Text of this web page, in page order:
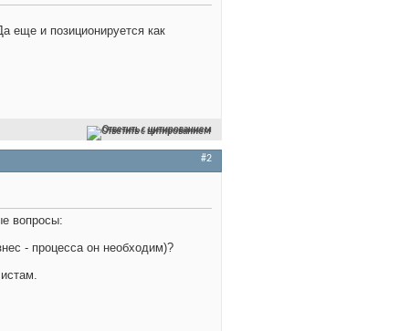
еще и позиционируется как
Ответить с цитированием
#2
вопросы:
- процесса он необходим)?